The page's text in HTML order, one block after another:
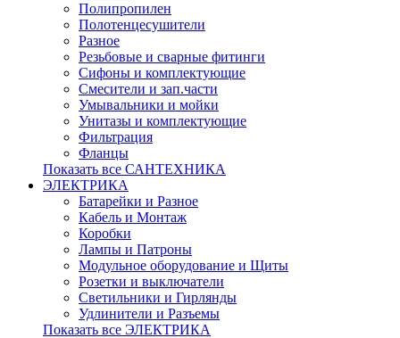
Полипропилен
Полотенцесушители
Разное
Резьбовые и сварные фитинги
Сифоны и комплектующие
Смесители и зап.части
Умывальники и мойки
Унитазы и комплектующие
Фильтрация
Фланцы
Показать все САНТЕХНИКА
ЭЛЕКТРИКА
Батарейки и Разное
Кабель и Монтаж
Коробки
Лампы и Патроны
Модульное оборудование и Щиты
Розетки и выключатели
Светильники и Гирлянды
Удлинители и Разъемы
Показать все ЭЛЕКТРИКА